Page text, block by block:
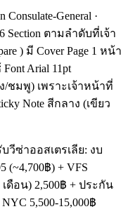
General ·
Section ตามลำดับที่เจ้า
) มี Cover Page 1 หน้า
Arial 11pt
/ชมพู) เพราะเจ้าหน้าที่
Note สีกลาง (เขียว
วีซ่าออสเตรเลีย: งบ
(~4,700฿) + VFS
ดือน) 2,500฿ + ประกัน
5,500-15,000฿